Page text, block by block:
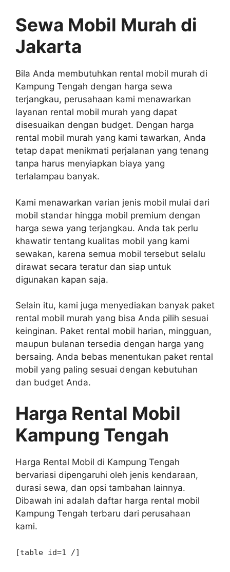
Sewa Mobil Murah di
Jakarta
Bila Anda membutuhkan rental mobil murah di
Kampung Tengah dengan harga sewa
terjangkau, perusahaan kami menawarkan
layanan rental mobil murah yang dapat
disesuaikan dengan budget. Dengan harga
rental mobil murah yang kami tawarkan, Anda
tetap dapat menikmati perjalanan yang tenang
tanpa harus menyiapkan biaya yang
terlalampau banyak.
Kami menawarkan varian jenis mobil mulai dari
mobil standar hingga mobil premium dengan
harga sewa yang terjangkau. Anda tak perlu
khawatir tentang kualitas mobil yang kami
sewakan, karena semua mobil tersebut selalu
dirawat secara teratur dan siap untuk
digunakan kapan saja.
Selain itu, kami juga menyediakan banyak paket
rental mobil murah yang bisa Anda pilih sesuai
keinginan. Paket rental mobil harian, mingguan,
maupun bulanan tersedia dengan harga yang
bersaing. Anda bebas menentukan paket rental
mobil yang paling sesuai dengan kebutuhan
dan budget Anda.
Harga Rental Mobil
Kampung Tengah
Harga Rental Mobil di Kampung Tengah
bervariasi dipengaruhi oleh jenis kendaraan,
durasi sewa, dan opsi tambahan lainnya.
Dibawah ini adalah daftar harga rental mobil
Kampung Tengah terbaru dari perusahaan
kami.
[table id=1 /]